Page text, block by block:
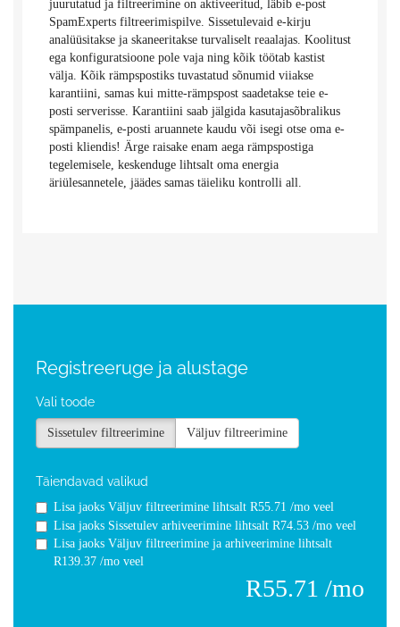
juurutatud ja filtreerimine on aktiveeritud, läbib e-post
SpamExperts filtreerimispilve. Sissetulevaid e-kirju
analüüsitakse ja skaneeritakse turvaliselt reaalajas. Koolitust
ega konfiguratsioone pole vaja ning kõik töötab kastist
välja. Kõik rämpspostiks tuvastatud sõnumid viiakse
karantiini, samas kui mitte-rämpspost saadetakse teie e-
posti serverisse. Karantiini saab jälgida kasutajasõbralikus
spämpanelis, e-posti aruannete kaudu või isegi otse oma e-
posti kliendis! Ärge raisake enam aega rämpspostiga
tegelemisele, keskenduge lihtsalt oma energia
äriülesannetele, jäädes samas täieliku kontrolli all.
Registreeruge ja alustage
Vali toode
Sissetulev filtreerimine Väljuv filtreerimine
Täiendavad valikud
Lisa jaoks Väljuv filtreerimine lihtsalt R55.71 /mo veel
Lisa jaoks Sissetulev arhiveerimine lihtsalt R74.53 /mo veel
Lisa jaoks Väljuv filtreerimine ja arhiveerimine lihtsalt
R139.37 /mo veel
R55.71 /mo